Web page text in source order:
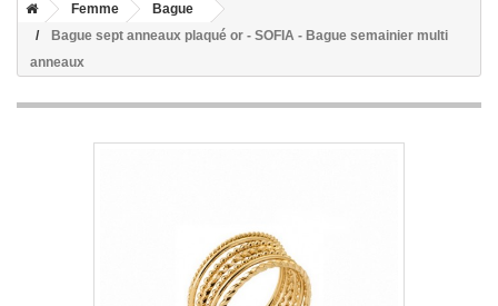
Femme
Bague
Bague sept anneaux plaqué or - SOFIA - Bague semainier multi
anneaux